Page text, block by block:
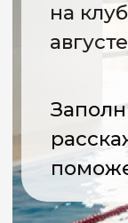
УЗНАТЬ